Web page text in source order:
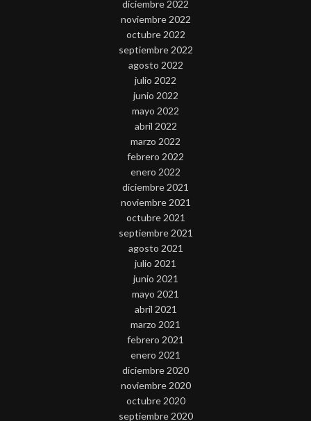
diciembre 2022
noviembre 2022
octubre 2022
septiembre 2022
agosto 2022
julio 2022
junio 2022
mayo 2022
abril 2022
marzo 2022
febrero 2022
enero 2022
diciembre 2021
noviembre 2021
octubre 2021
septiembre 2021
agosto 2021
julio 2021
junio 2021
mayo 2021
abril 2021
marzo 2021
febrero 2021
enero 2021
diciembre 2020
noviembre 2020
octubre 2020
septiembre 2020